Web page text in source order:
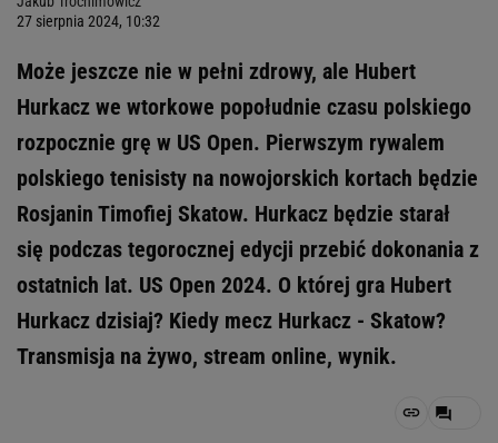
27 sierpnia 2024, 10:32
Może jeszcze nie w pełni zdrowy, ale Hubert
Hurkacz we wtorkowe popołudnie czasu polskiego
rozpocznie grę w US Open. Pierwszym rywalem
polskiego tenisisty na nowojorskich kortach będzie
Rosjanin Timofiej Skatow. Hurkacz będzie starał
się podczas tegorocznej edycji przebić dokonania z
ostatnich lat. US Open 2024. O której gra Hubert
Hurkacz dzisiaj? Kiedy mecz Hurkacz - Skatow?
Transmisja na żywo, stream online, wynik.